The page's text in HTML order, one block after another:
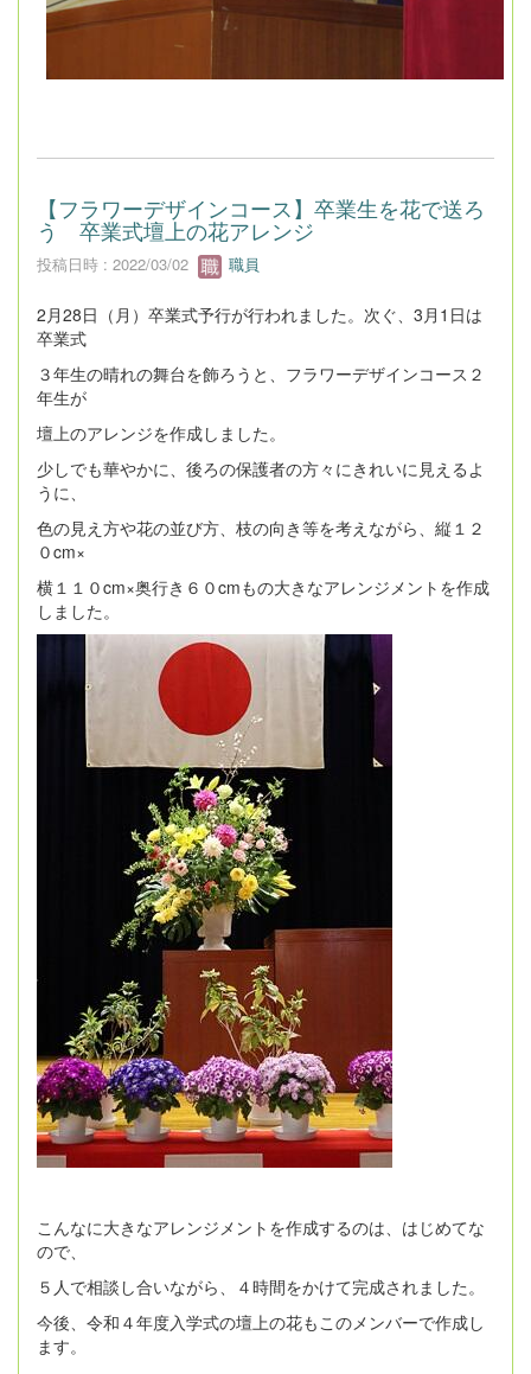
【フラワーデザインコース】卒業生を花で送ろ
う 卒業式壇上の花アレンジ
投稿日時 : 2022/03/02 職員
2月28日（月）卒業式予行が行われました。次ぐ、3月1日は
卒業式
３年生の晴れの舞台を飾ろうと、フラワーデザインコース２
年生が
壇上のアレンジを作成しました。
少しでも華やかに、後ろの保護者の方々にきれいに見えるよ
うに、
色の見え方や花の並び方、枝の向き等を考えながら、縦１２
０cm×
横１１０cm×奥行き６０cmもの大きなアレンジメントを作成
しました。
こんなに大きなアレンジメントを作成するのは、はじめてな
ので、
５人で相談し合いながら、４時間をかけて完成されました。
今後、令和４年度入学式の壇上の花もこのメンバーで作成し
ます。